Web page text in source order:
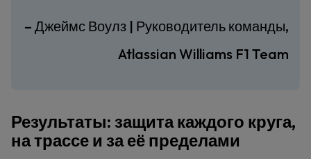
– Джеймс Воулз | Руководитель команды,
Atlassian Williams F1 Team
Результаты: защита каждого круга,
на трассе и за её пределами